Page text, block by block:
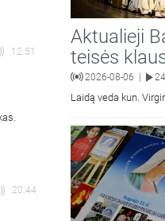
12:51
20:44
Aktualieji
teisės
2026-08-06 24
Laidą veda kun.